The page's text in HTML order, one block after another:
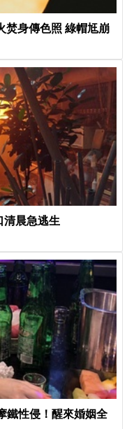
焚身傳色照 綠帽尪崩
清晨急逃生
鐵性侵！醒來婚姻全